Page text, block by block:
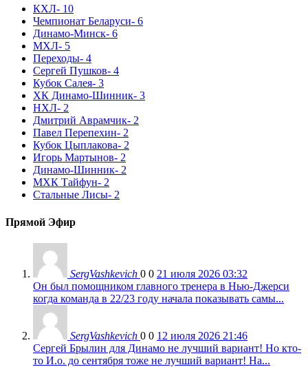
КХЛ- 10
Чемпионат Беларуси- 6
Динамо-Минск- 6
МХЛ- 5
Переходы- 4
Сергей Пушков- 4
Кубок Салея- 3
ХК Динамо-Шинник- 3
НХЛ- 2
Дмитрий Аврамчик- 2
Павел Перепехин- 2
Кубок Цыплакова- 2
Игорь Мартынов- 2
Динамо-Шинник- 2
МХК Тайфун- 2
Стальные Лисы- 2
Прямой Эфир
SergVashkevich 0 0 21 июля 2026 03:32
Он был помощником главного тренера в Нью-Джерси
когда команда в 22/23 году начала показывать самы...
SergVashkevich 0 0 12 июля 2026 21:46
Сергей Брылин для Динамо не лучший вариант! Но кто-
то И.о. до сентября тоже не лучший вариант! На...